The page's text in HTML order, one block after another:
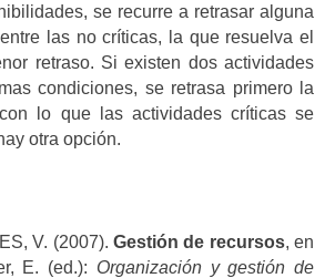
se recurre a retrasar alguna
las no críticas, la que resuelva el
retraso. Si existen dos actividades
condiciones, se retrasa primero la
lo que las actividades críticas se
otra opción.
V. (2007). Gestión de recursos, en
E. (ed.): Organización y gestión de